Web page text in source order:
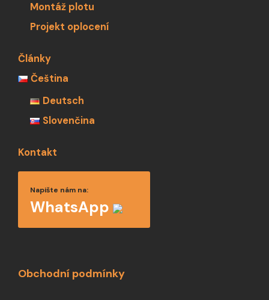
Montáž plotu
Projekt oplocení
Články
Čeština
Deutsch
Slovenčina
Kontakt
Napište nám na:
WhatsApp
Obchodní podmínky